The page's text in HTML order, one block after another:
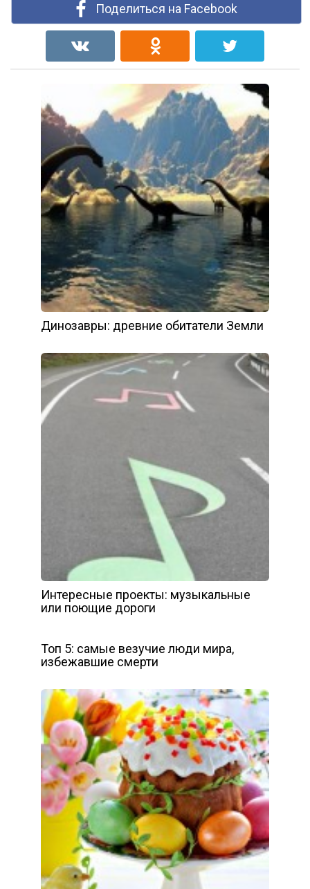
Поделиться на Facebook
Динозавры: древние обитатели Земли
Интересные проекты: музыкальные
или поющие дороги
Топ 5: самые везучие люди мира,
избежавшие смерти